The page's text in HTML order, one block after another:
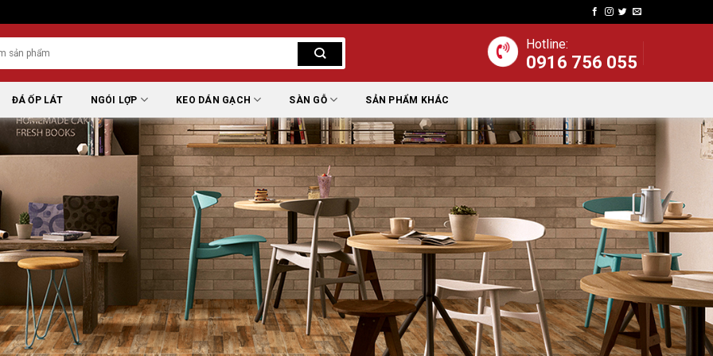
Hotline:
0916 756 055
ĐÁ ỐP LÁT NGÓI LỢP KEO DÁN GẠCH SÀN GỖ SẢN PHẨM KHÁC